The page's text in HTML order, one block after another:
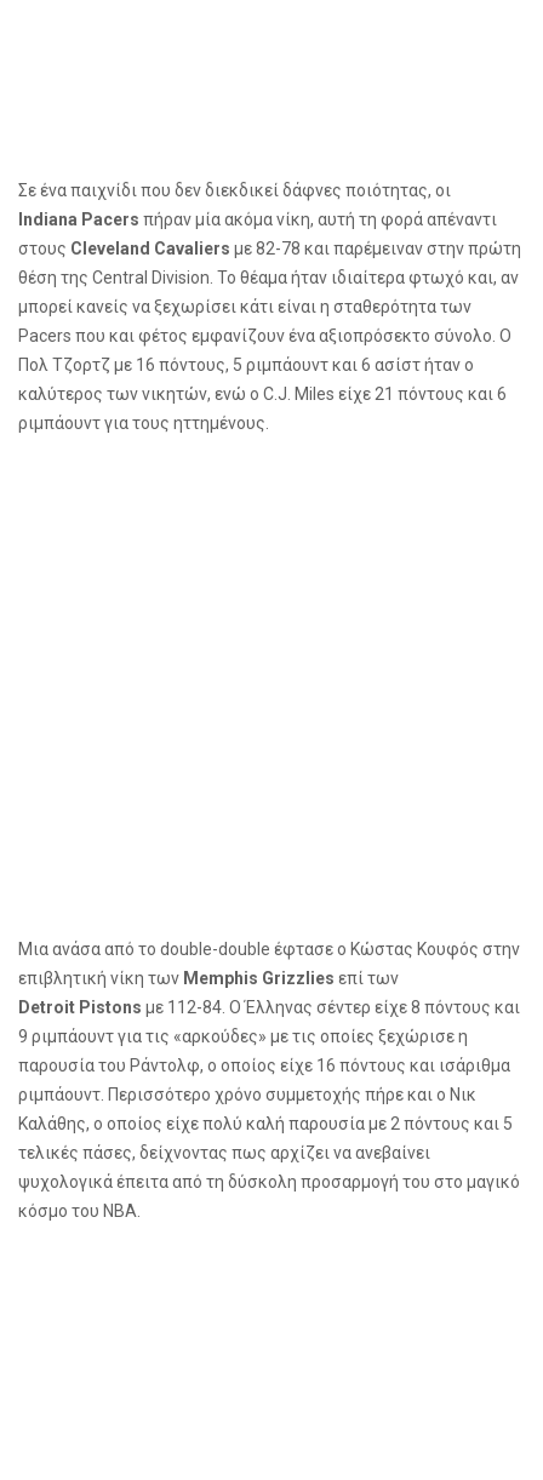
Σε ένα παιχνίδι που δεν διεκδικεί δάφνες ποιότητας, οι
Indiana Pacers πήραν μία ακόμα νίκη, αυτή τη φορά απέναντι
στους Cleveland Cavaliers με 82-78 και παρέμειναν στην πρώτη
θέση της Central Division . Το θέαμα ήταν ιδιαίτερα φτωχό και, αν
μπορεί κανείς να ξεχωρίσει κάτι είναι η σταθερότητα των
Pacers που και φέτος εμφανίζουν ένα αξιοπρόσεκτο σύνολο. Ο
Πολ Τζορτζ με 16 πόντους, 5 ριμπάουντ και 6 ασίστ ήταν ο
καλύτερος των νικητών, ενώ ο CJ Miles είχε 21 πόντους και 6
ριμπάουντ για τους ηττημένους.
Μια ανάσα από το double-double έφτασε ο Κώστας Κουφός στην
επιβλητική νίκη των Memphis Grizzlies επί των
Detroit Pistons με 112-84. Ο Έλληνας σέντερ είχε 8 πόντους και
9 ριμπάουντ για τις «αρκούδες» με τις οποίες ξεχώρισε η
παρουσία του Ράντολφ, ο οποίος είχε 16 πόντους και ισάριθμα
ριμπάουντ. Περισσότερο χρόνο συμμετοχής πήρε και ο Νικ
Καλάθης, ο οποίος είχε πολύ καλή παρουσία με 2 πόντους και 5
τελικές πάσες, δείχνοντας πως αρχίζει να ανεβαίνει
ψυχολογικά έπειτα από τη δύσκολη προσαρμογή του στο μαγικό
κόσμο του NBA